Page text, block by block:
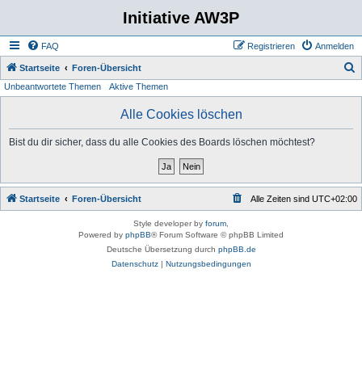
Initiative AW3P
FAQ Anmelden
Registrieren
Startseite Foren-Übersicht
Unbeantwortete Themen Aktive Themen
Alle Cookies löschen
Bist du dir sicher, dass du alle Cookies des Boards löschen möchtest?
Startseite Foren-Übersicht Alle Zeiten sind UTC+02:00
Style developer by forum
Powered by phpBB® Forum Software © phpBB Limited
Deutsche Übersetzung durch phpBB.de
Datenschutz| Nutzungsbedingungen